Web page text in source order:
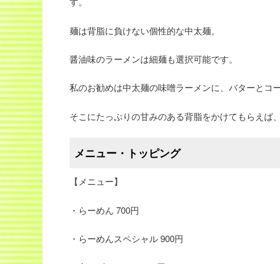
麺は背脂に負けない個性的な中太麺。
醤油味のラーメンは細麺も選択可能です。
私のお勧めは中太麺の味噌ラーメンに、バターとコ
そこにたっぷりの甘みのある背脂をかけてもらえば
メニュー・トッピング
【メニュー】
・らーめん 700円
・らーめんスペシャル 900円